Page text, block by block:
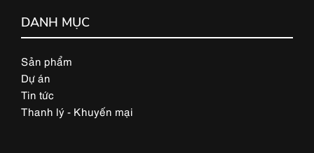
DANH MỤC
Sản phẩm
Dự án
Tin tức
Thanh lý - Khuyến mại